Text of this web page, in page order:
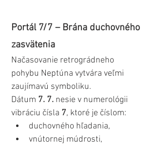
Portál 7/7 – Brána duchovného
zasvätenia
Načasovanie retrográdneho
pohybu Neptúna vytvára veľmi
zaujímavú symboliku.
Dátum 7. 7. nesie v numerológii
vibráciu čísla 7, ktoré je číslom:
duchovného hľadania,
vnútornej múdrosti,